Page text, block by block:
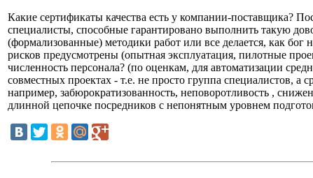
Какие сертификаты качества есть у компании-поставщика?
специалисты, способные гарантировано выполнить такую
(формализованные) методики работ или все делается, как
рисков предусмотрены (опытная эксплуатация, пилотные
численность персонала? (по оценкам, для автоматизации
совместных проектах - т.е. не просто группа специалистов,
например, забюрократизованность, неповоротливость ,
длинной цепочке посредников с непонятным уровнем